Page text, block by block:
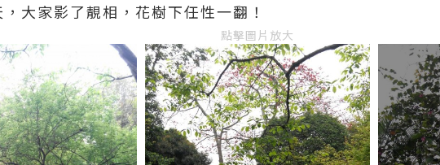
大家影了靚相，花樹下任性一翻！
點擊圖片放大